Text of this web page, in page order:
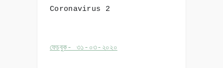
Coronavirus 2
ফেচবুক- ৩১-০৩-২০২০